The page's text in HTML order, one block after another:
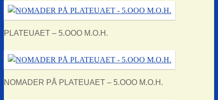
PLATEUAET – 5.OOO M.O.H.
NOMADER PÅ PLATEUAET – 5.OOO M.O.H.